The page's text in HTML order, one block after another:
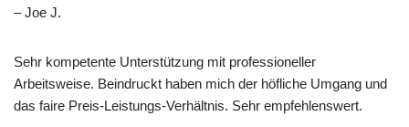
– Joe J.
Sehr kompetente Unterstützung mit professioneller
Arbeitsweise. Beindruckt haben mich der höfliche Umgang und
das faire Preis-Leistungs-Verhältnis. Sehr empfehlenswert.